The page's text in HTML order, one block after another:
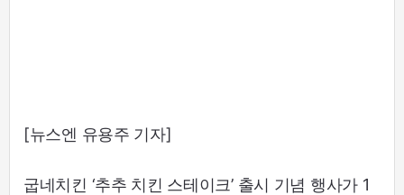
[뉴스엔 유용주 기자]
굽네치킨 ‘추추 치킨 스테이크’ 출시 기념 행사가 1